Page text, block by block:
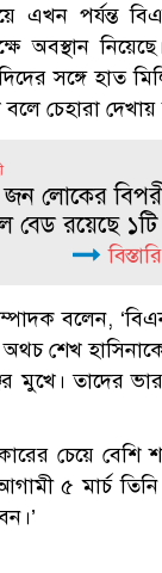
এখন পর্যন্ত
অবস্থান
সঙ্গে হাত
চেহারা
জন লোকের
বেড রয়েছে ১টি
বলেন,
অথচ শেখ
তাদের
চেয়ে বেশি
আগামী ৫ মার্চ